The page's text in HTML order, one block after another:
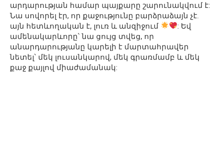
արդարության համար պայքարը շարունակվում է:
Նա սովորել էր, որ քաջությունը բարձրաձայն չէ.
այն հետևողական է, լուռ և անզիջում
: Եվ
ամենակարևորը՝ նա ցույց տվեց, որ
անարդարությանը կարելի է մարտահրավեր
նետել՝ մեկ լուսանկարով, մեկ գրառմամբ և մեկ
քաջ քայլով միաժամանակ: